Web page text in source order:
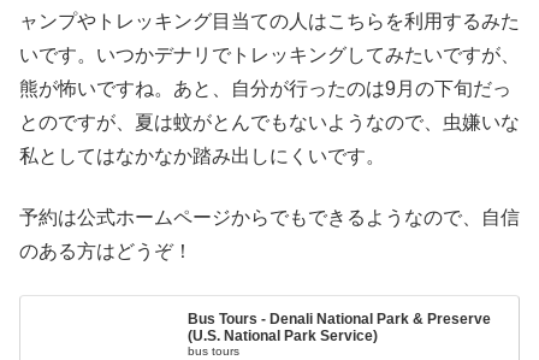
ャンプやトレッキング目当ての人はこちらを利用するみた
いです。いつかデナリでトレッキングしてみたいですが、
熊が怖いですね。あと、自分が行ったのは9月の下旬だっ
とのですが、夏は蚊がとんでもないようなので、虫嫌いな
私としてはなかなか踏み出しにくいです。
予約は公式ホームページからでもできるようなので、自信
のある方はどうぞ！
Bus Tours - Denali National Park & Preserve
(U.S. National Park Service)
bus tours